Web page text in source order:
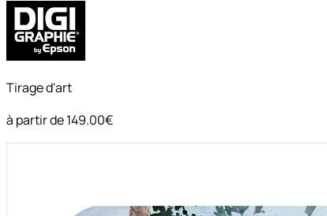
Tirage d'art
à partir de149.00€